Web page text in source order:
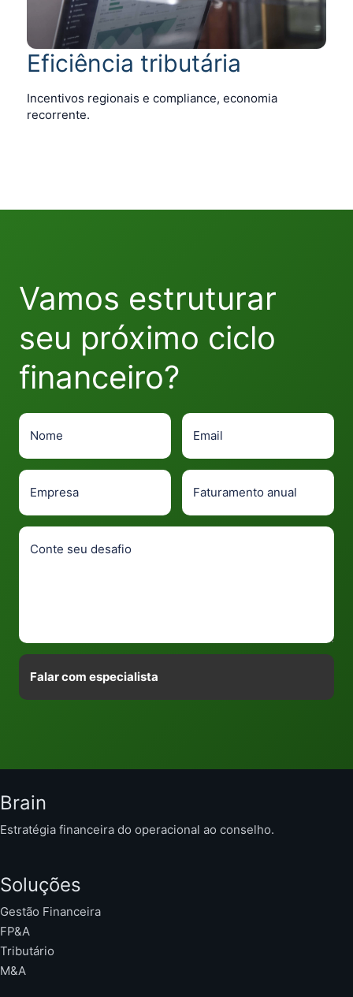
Eficiência tributária
Incentivos regionais e compliance, economia
recorrente.
Vamos estruturar
seu próximo ciclo
financeiro?
Falar com especialista
Brain
Estratégia financeira do operacional ao conselho.
Soluções
Gestão Financeira
FP&A
Tributário
M&A